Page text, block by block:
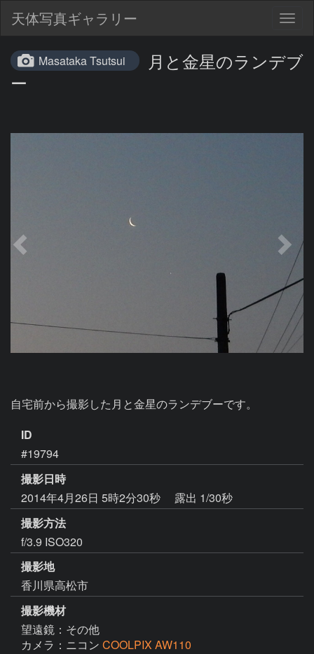
天体写真ギャラリー
Masataka Tsutsui
月と金星のランデブ
ー
自宅前から撮影した月と金星のランデブーです。
ID
#19794
撮影日時
2014年4月26日 5時2分30秒
露出 1/30秒
撮影方法
f/3.9 ISO320
撮影地
香川県高松市
撮影機材
望遠鏡：その他
カメラ：ニコン COOLPIX AW110